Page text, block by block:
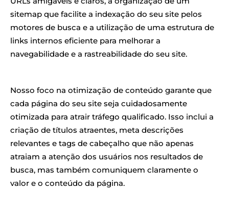
sitemap que facilite a indexação do seu site pelos
motores de busca e a utilização de uma estrutura de
links internos eficiente para melhorar a
navegabilidade e a rastreabilidade do seu site.
Nosso foco na otimização de conteúdo garante que
cada página do seu site seja cuidadosamente
otimizada para atrair tráfego qualificado. Isso inclui a
criação de títulos atraentes, meta descrições
relevantes e tags de cabeçalho que não apenas
atraiam a atenção dos usuários nos resultados de
busca, mas também comuniquem claramente o
valor e o conteúdo da página.